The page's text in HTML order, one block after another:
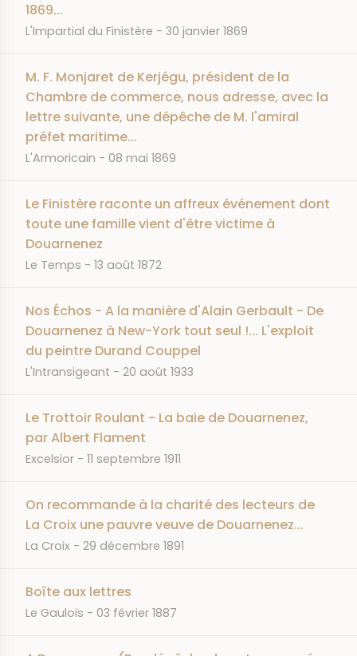
1869...
JOURNAL
L'Impartial du Finistère DATE
30 janvier 1869
M. F. Monjaret de Kerjégu, président de la
Chambre de commerce, nous adresse, avec la
lettre suivante, une dépêche de M. l'amiral
préfet maritime...
JOURNAL
L'Armoricain DATE
08 mai 1869
Le Finistère raconte un affreux événement dont
toute une famille vient d'être victime à
Douarnenez
JOURNAL
Le Temps DATE
13 août 1872
Nos Échos - A la manière d'Alain Gerbault - De
Douarnenez à New-York tout seul !... L'exploit
du peintre Durand Couppel
JOURNAL
L'Intransigeant DATE
20 août 1933
Le Trottoir Roulant - La baie de Douarnenez,
par Albert Flament
JOURNAL
Excelsior DATE
11 septembre 1911
On recommande à la charité des lecteurs de
La Croix une pauvre veuve de Douarnenez...
JOURNAL
La Croix DATE
29 décembre 1891
Boîte aux lettres
JOURNAL
Le Gaulois DATE
03 février 1887